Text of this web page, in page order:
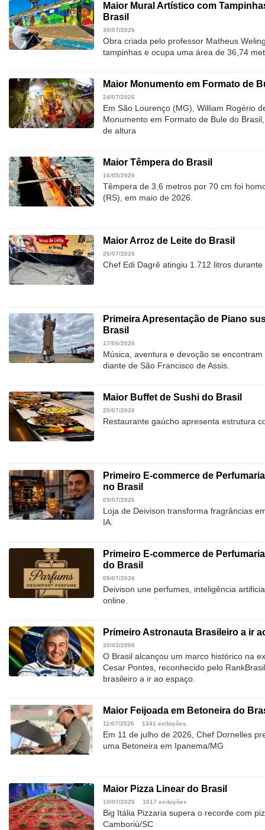
Maior Mural Artístico com
Brasil
30/07/2026
Obra criada pelo professor Matheus
tampinhas e ocupa uma área de 36,74
Maior Monumento em Formato de
24/07/2026
Em São Lourenço (MG), William Rogério
Monumento em Formato de Bule do
de altura
Maior Têmpera do Brasil
16/05/2026
Têmpera de 3,6 metros por 70 cm foi
(RS), em maio de 2026.
Maior Arroz de Leite do Brasil
26/07/2026
Chef Edi Dagrê atingiu 1.712 litros
Primeira Apresentação de Piano
Brasil
17/06/2026
Música, aventura e devoção se
diante de São Francisco de Assis.
Maior Buffet de Sushi do Brasil
20/07/2026
Restaurante gaúcho apresenta estrutura
Primeiro E-commerce de
no Brasil
09/07/2026
Loja de Deivison transforma fragrâncias
IA.
Primeiro E-commerce de
do Brasil
09/07/2026
Deivison une perfumes, inteligência
online.
Primeiro Astronauta Brasileiro a ir
30/03/2006
O Brasil alcançou um marco histórico na
Cesar Pontes, reconhecido pelo
brasileiro a ir ao espaço.
Maior Feijoada em Betoneira do
11/07/2026 1341 exibições
Em 11 de julho de 2026, Chef Dornelles
uma Betoneira em Ipanema/MG
Maior Pizza Linear do Brasil
10/07/2026 1017 exibições
Big Itália Pizzaria supera o recorde com
Camboriú/SC